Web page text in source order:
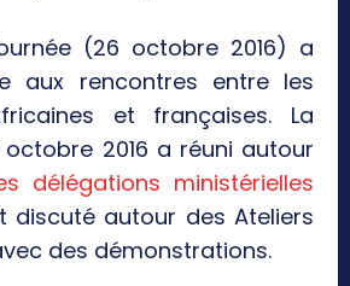
(26 octobre 2016) a
aux rencontres entre les
et françaises. La
2016 a réuni autour
délégations ministérielles
discuté autour des Ateliers
des démonstrations.